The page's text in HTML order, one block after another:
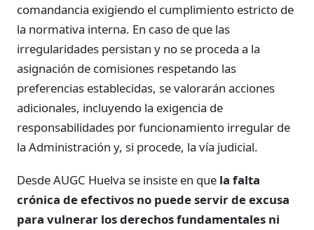
comandancia exigiendo el cumplimiento estricto de
la normativa interna. En caso de que las
irregularidades persistan y no se proceda a la
asignación de comisiones respetando las
preferencias establecidas, se valorarán acciones
adicionales, incluyendo la exigencia de
responsabilidades por funcionamiento irregular de
la Administración y, si procede, la vía judicial.
Desde AUGC Huelva se insiste en que la falta
crónica de efectivos no puede servir de excusa
para vulnerar los derechos fundamentales ni